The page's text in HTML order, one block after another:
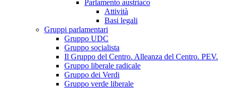
Parlamento austriaco
Attività
Basi legali
Gruppi parlamentari
Gruppo UDC
Gruppo socialista
Il Gruppo del Centro. Alleanza del Centro. PEV.
Gruppo liberale radicale
Gruppo dei Verdi
Gruppo verde liberale